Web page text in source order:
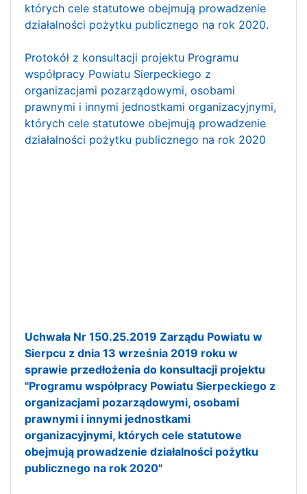
których cele statutowe obejmują prowadzenie
działalności pożytku publicznego na rok 2020.
Protokół z konsultacji projektu Programu
współpracy Powiatu Sierpeckiego z
organizacjami pozarządowymi, osobami
prawnymi i innymi jednostkami organizacyjnymi,
których cele statutowe obejmują prowadzenie
działalności pożytku publicznego na rok 2020
Uchwała Nr 150.25.2019 Zarządu Powiatu w
Sierpcu z dnia 13 września 2019 roku w
sprawie przedłożenia do konsultacji projektu
"Programu współpracy Powiatu Sierpeckiego z
organizacjami pozarządowymi, osobami
prawnymi i innymi jednostkami
organizacyjnymi, których cele statutowe
obejmują prowadzenie działalności pożytku
publicznego na rok 2020"